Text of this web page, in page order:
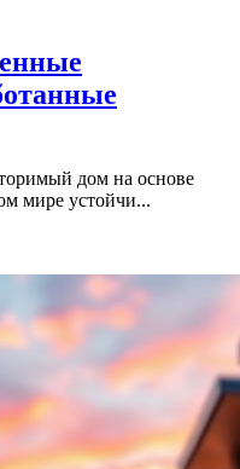
дом на основе
мире устойчи...